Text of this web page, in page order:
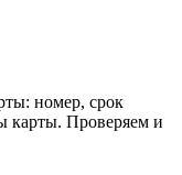
номер, срок
карты. Проверяем и